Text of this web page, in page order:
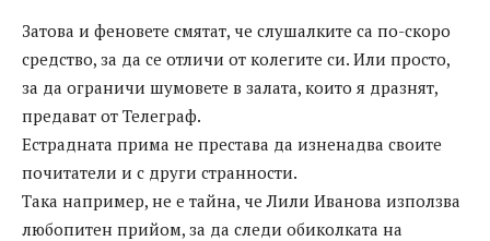
Затова и феновете смятат, че слушалките са по-скоро
средство, за да се отличи от колегите си. Или просто,
за да ограничи шумовете в залата, които я дразнят,
предават от Телеграф.
Естрадната прима не престава да изненадва своите
почитатели и с други странности.
Така например, не е тайна, че Лили Иванова използва
любопитен прийом, за да следи обиколката на